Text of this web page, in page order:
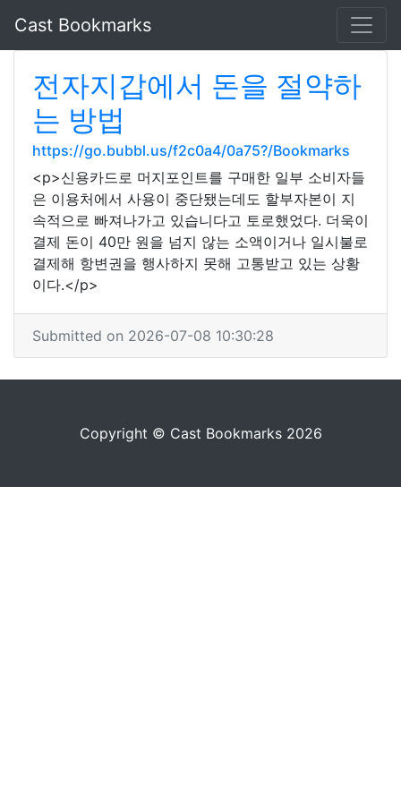
Cast Bookmarks
전자지갑에서 돈을 절약하
는 방법
https://go.bubbl.us/f2c0a4/0a75?/Bookmarks
<p>신용카드로 머지포인트를 구매한 일부 소비자들
은 이용처에서 사용이 중단됐는데도 할부자본이 지
속적으로 빠져나가고 있습니다고 토로했었다. 더욱이
결제 돈이 40만 원을 넘지 않는 소액이거나 일시불로
결제해 항변권을 행사하지 못해 고통받고 있는 상황
이다.</p>
Submitted on 2026-07-08 10:30:28
Copyright © Cast Bookmarks 2026